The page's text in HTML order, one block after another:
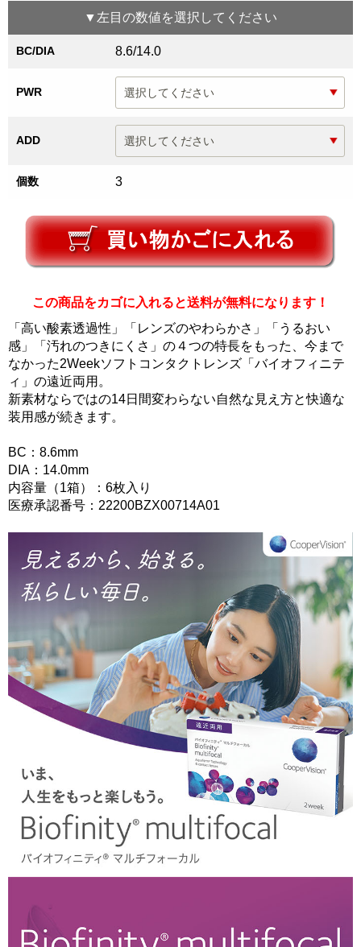
▼ 左目 の数値を選択してください
BC/DIA 8.6/14.0
PWR
ADD
個数 3
この商品をカゴに入れると送料が無料になります！
「高い酸素透過性」「レンズのやわらかさ」「うるおい
感」「汚れのつきにくさ」の４つの特長をもった、今まで
なかった2Weekソフトコンタクトレンズ「バイオフィニテ
ィ」の遠近両用。
新素材ならではの14日間変わらない自然な見え方と快適な
装用感が続きます。
BC：8.6mm
DIA：14.0mm
内容量（1箱）：6枚入り
医療承認番号：22200BZX00714A01